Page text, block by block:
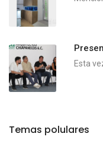
Esta
Temas polulares